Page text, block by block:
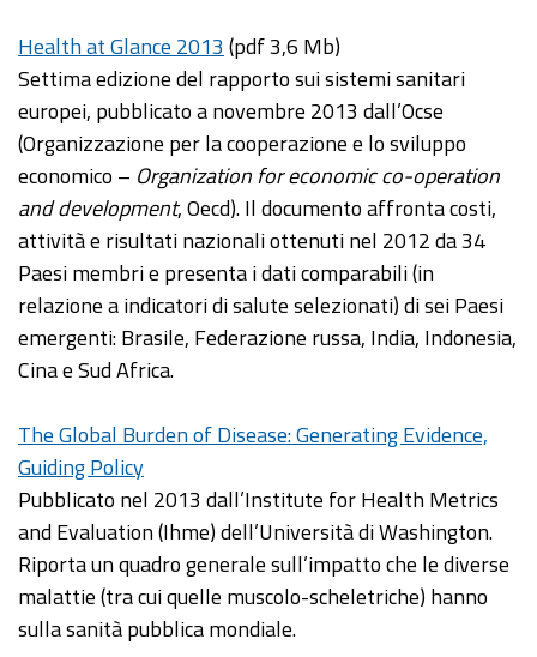
Health at Glance 2013 (pdf 3,6 Mb)
Settima edizione del rapporto sui sistemi sanitari
europei, pubblicato a novembre 2013 dall’Ocse
(Organizzazione per la cooperazione e lo sviluppo
economico – Organization for economic co-operation
and development, Oecd). Il documento affronta costi,
attività e risultati nazionali ottenuti nel 2012 da 34
Paesi membri e presenta i dati comparabili (in
relazione a indicatori di salute selezionati) di sei Paesi
emergenti: Brasile, Federazione russa, India, Indonesia,
Cina e Sud Africa.
The Global Burden of Disease: Generating Evidence,
Guiding Policy
Pubblicato nel 2013 dall’Institute for Health Metrics
and Evaluation (Ihme) dell’Università di Washington.
Riporta un quadro generale sull’impatto che le diverse
malattie (tra cui quelle muscolo-scheletriche) hanno
sulla sanità pubblica mondiale.